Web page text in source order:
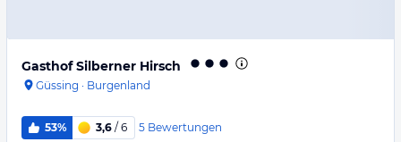
Gasthof Silberner Hirsch
Güssing · Burgenland
53% 3,6 / 6 5 Bewertungen